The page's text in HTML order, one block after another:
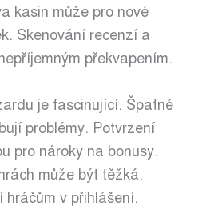
kasin může pro nové
Skenování recenzí a
překvapením.
je fascinující. Špatné
problémy. Potvrzení
pro nároky na bonusy.
může být těžká.
hráčům v přihlášení.